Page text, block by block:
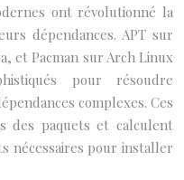
ont révolutionné la
dépendances. APT sur
et Pacman sur Arch Linux
pour résoudre
complexes. Ces
des paquets et calculent
nécessaires pour installer